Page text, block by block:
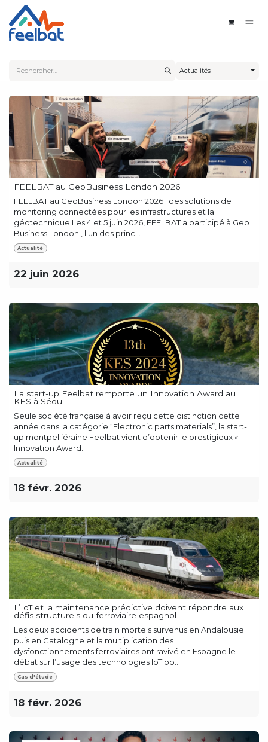
Se rendre au contenu
Actualités
FEELBAT au GeoBusiness London 2026
FEELBAT au GeoBusiness London 2026 : des solutions de
monitoring connectées pour les infrastructures et la
géotechnique Les 4 et 5 juin 2026, FEELBAT a participé à Geo
Business London , l'un des princ...
Actualité
22 juin 2026
La start-up Feelbat remporte un Innovation Award au
KES à Séoul
Seule société française à avoir reçu cette distinction cette
année dans la catégorie “Electronic parts materials”, la start-
up montpelliéraine Feelbat vient d’obtenir le prestigieux «
Innovation Award...
Actualité
18 févr. 2026
L’IoT et la maintenance prédictive doivent répondre aux
défis structurels du ferroviaire espagnol
Les deux accidents de train mortels survenus en Andalousie
puis en Catalogne et la multiplication des
dysfonctionnements ferroviaires ont ravivé en Espagne le
débat sur l’usage des technologies IoT po...
Cas d'étude
18 févr. 2026